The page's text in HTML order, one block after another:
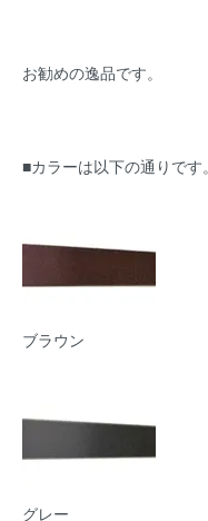
お勧めの逸品です。
■カラーは以下の通りです。
ブラウン
グレー